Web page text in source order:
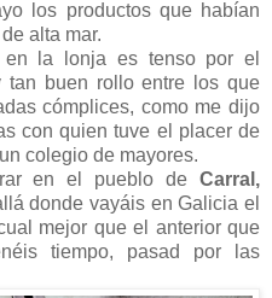
los productos que habían
alta mar.
la lonja es tenso por el
tan buen rollo entre los que
cómplices, como me dijo
con quien tuve el placer de
colegio de mayores.
en el pueblo de Carral,
donde vayáis en Galicia el
mejor que el anterior que
tiempo, pasad por las